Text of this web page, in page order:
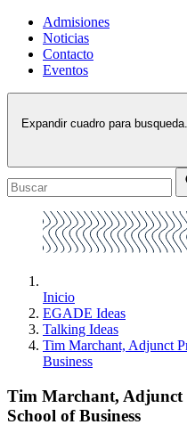
Admisiones
Noticias
Contacto
Eventos
Expandir cuadro para
Inicio
EGADE Ideas
Talking Ideas
Tim Marchant, Adjunct
Business
Tim Marchant, Adjunct
School of Business